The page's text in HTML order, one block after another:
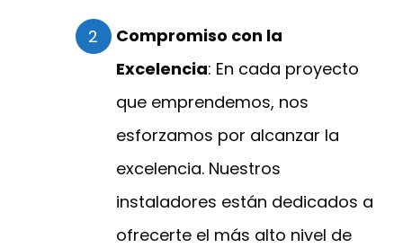
Compromiso con la
Excelencia: En cada proyecto
que emprendemos, nos
esforzamos por alcanzar la
excelencia. Nuestros
instaladores están dedicados a
ofrecerte el más alto nivel de